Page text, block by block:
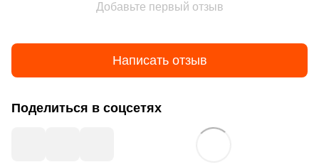
Добавьте первый отзыв
Написать отзыв
Поделиться в соцсетях